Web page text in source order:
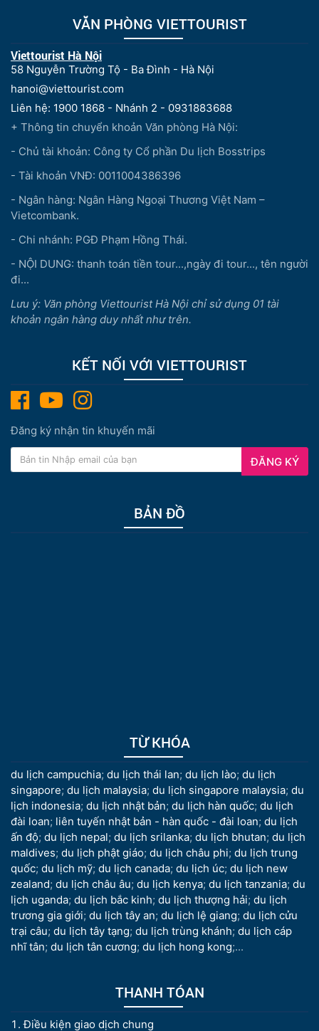
VĂN PHÒNG VIETTOURIST
Viettourist Hà Nội
58 Nguyễn Trường Tộ - Ba Đình - Hà Nội
hanoi@viettourist.com
Liên hệ: 1900 1868 - Nhánh 2 - 0931883688
+ Thông tin chuyển khoản Văn phòng Hà Nội:
- Chủ tài khoản: Công ty Cổ phần Du lịch Bosstrips
- Tài khoản VNĐ: 0011004386396
- Ngân hàng: Ngân Hàng Ngoại Thương Việt Nam –
Vietcombank.
- Chi nhánh: PGĐ Phạm Hồng Thái.
- NỘI DUNG: thanh toán tiền tour...,ngày đi tour..., tên người
đi...
Lưu ý: Văn phòng Viettourist Hà Nội chỉ sử dụng 01 tài
khoản ngân hàng duy nhất như trên.
KẾT NỐI VỚI VIETTOURIST
Đăng ký nhận tin khuyến mãi
ĐĂNG KÝ
BẢN ĐỒ
TỪ KHÓA
du lịch campuchia; du lịch thái lan; du lịch lào; du lịch
singapore; du lịch malaysia; du lịch singapore malaysia; du
lịch indonesia; du lịch nhật bản; du lịch hàn quốc; du lịch
đài loan; liên tuyến nhật bản - hàn quốc - đài loan; du lịch
ấn độ; du lịch nepal; du lịch srilanka; du lịch bhutan; du lịch
maldives; du lịch phật giáo; du lịch châu phi; du lịch trung
quốc; du lịch mỹ; du lịch canada; du lịch úc; du lịch new
zealand; du lịch châu âu; du lịch kenya; du lịch tanzania; du
lịch uganda; du lịch bắc kinh; du lịch thượng hải; du lịch
trương gia giới; du lịch tây an; du lịch lệ giang; du lịch cửu
trại câu; du lịch tây tạng; du lịch trùng khánh; du lịch cáp
nhĩ tân; du lịch tân cương; du lịch hong kong;...
THANH TÓAN
Điều kiện giao dịch chung